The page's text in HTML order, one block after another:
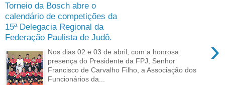
Torneio da Bosch abre o
calendário de competições da
15ª Delegacia Regional da
Federação Paulista de Judô.
›
Nos dias 02 e 03 de abril, com a honrosa
presença do Presidente da FPJ, Senhor
Francisco de Carvalho Filho, a Associação dos
Funcionários da...